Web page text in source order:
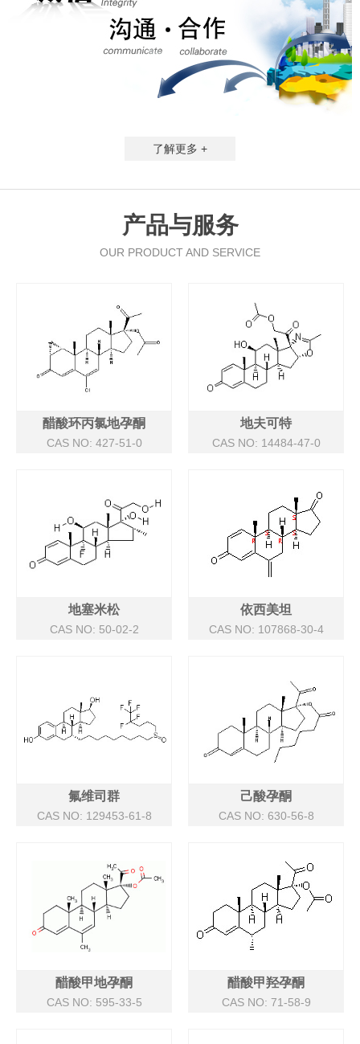
了解更多 +
产品与服务
OUR PRODUCT AND SERVICE
醋酸环丙氯地孕酮
CAS NO: 427-51-0
地夫可特
CAS NO: 14484-47-0
地塞米松
CAS NO: 50-02-2
依西美坦
CAS NO: 107868-30-4
氟维司群
CAS NO: 129453-61-8
己酸孕酮
CAS NO: 630-56-8
醋酸甲地孕酮
CAS NO: 595-33-5
醋酸甲羟孕酮
CAS NO: 71-58-9